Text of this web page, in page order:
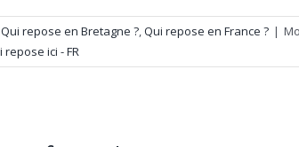
Qui repose en Bretagne ?,Qui repose en France ? |
repose ici - FR